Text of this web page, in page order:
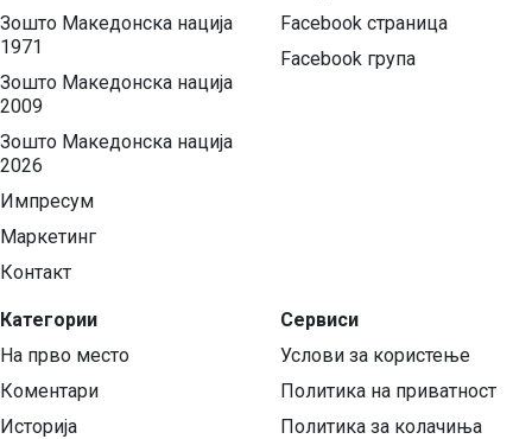
Зошто Македонска нација
1971
Зошто Македонска нација
2009
Зошто Македонска нација
2026
Импресум
Маркетинг
Контакт
Категории
На прво место
Коментари
Историја
Facebook страница
Facebook група
Сервиси
Услови за користење
Политика на приватност
Политика за колачиња